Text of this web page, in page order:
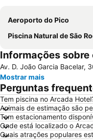
Aeroporto do Pico
Piscina Natural de São Roque
Informações sobre
Av. D. João Garcia Bacelar,
Mostrar mais
Perguntas
Tem piscina no Arcada
Animais de estimação são
Tem estacionamento
Onde está localizado o
Quais atrações populares